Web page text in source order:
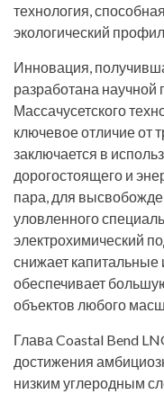
технология,
экологический
Инновация,
разработана научной
Массачусетского
ключевое отличие от
заключается в
дорогостоящего и
пара, для
уловленного
электрохимический
снижает капитальные
обеспечивает
объектов любого
Глава Coastal Bend
достижения
низким углеродным